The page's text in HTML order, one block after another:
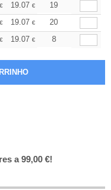
€ 19.07 € 18.57
19
€ 19.07 € 18.57
20
€ 19.07 € 18.57
8
a 99,00 €!